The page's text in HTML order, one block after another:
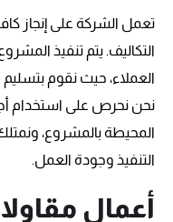
تعمل الشركة على إنجاز
التكاليف. يتم تنفيذ
العملاء، حيث نقوم
نحن نحرص على استخدام
المحيطة بالمشروع،
التنفيذ وجودة العمل.
أعمال